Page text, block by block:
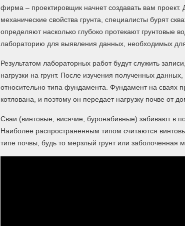
фирма – проектировщик начнет создавать вам проект.
механические свойства грунта, специалисты бурят
определяют насколько глубоко протекают грунтовые
лабораторию для выявления данных, необходимых для
Результатом лабораторных работ будут служить
нагрузки на грунт. После изучения полученных
относительно типа фундамента. Фундамент на сваях
котлована, и поэтому он передает нагрузку почве от
Сваи (винтовые, висячие, буронабивные) забивают в
Наиболее распространенным типом считаются
типе почвы, будь то мерзлый грунт или заболоченная